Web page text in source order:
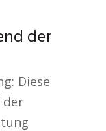
der
Diese
der